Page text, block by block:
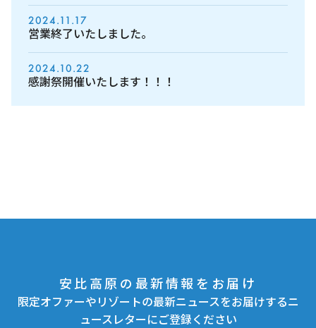
2024.11.17
営業終了いたしました。
2024.10.22
感謝祭開催いたします！！！
安比高原の最新情報をお届け
限定オファーやリゾートの最新ニュースをお届けするニ
ュースレターにご登録ください